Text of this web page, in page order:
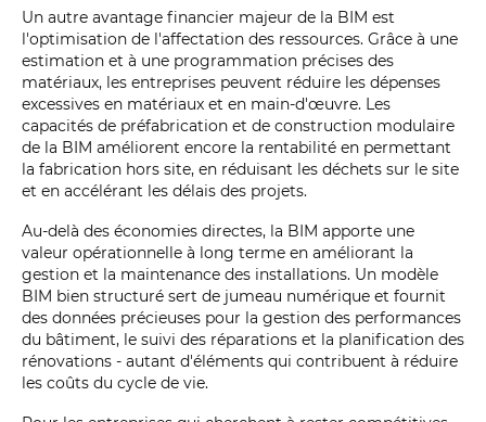
Un autre avantage financier majeur de la BIM est
l'optimisation de l'affectation des ressources. Grâce à une
estimation et à une programmation précises des
matériaux, les entreprises peuvent réduire les dépenses
excessives en matériaux et en main-d'œuvre. Les
capacités de préfabrication et de construction modulaire
de la BIM améliorent encore la rentabilité en permettant
la fabrication hors site, en réduisant les déchets sur le site
et en accélérant les délais des projets.
Au-delà des économies directes, la BIM apporte une
valeur opérationnelle à long terme en améliorant la
gestion et la maintenance des installations. Un modèle
BIM bien structuré sert de jumeau numérique et fournit
des données précieuses pour la gestion des performances
du bâtiment, le suivi des réparations et la planification des
rénovations - autant d'éléments qui contribuent à réduire
les coûts du cycle de vie.